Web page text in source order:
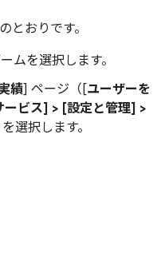
とおりです。
ムを選択します。
績] ページ（[ユーザーを
ビス] > [設定と管理] >
選択します。